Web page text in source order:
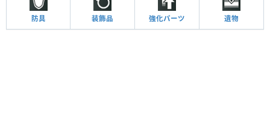
防具 装飾品 強化パーツ 遺物